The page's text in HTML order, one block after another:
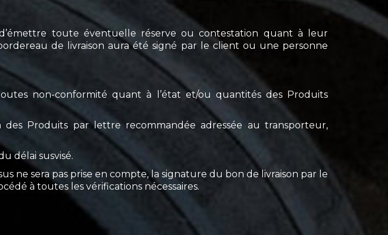
toute éventuelle réserve ou contestation quant à leur
de livraison aura été signé par le client ou une personne
non-conformité quant à l’état et/ou quantités des Produits
Produits par lettre recommandée adressée au transporteur,
délai susvisé.
ne sera pas prise en compte, la signature du bon de livraison par le
à toutes les vérifications nécessaires.